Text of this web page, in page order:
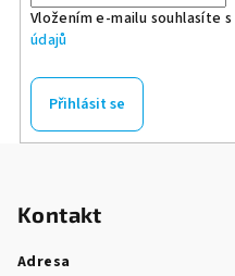
Vložením e-mailu souhlasíte s
údajů
Přihlásit se
Kontakt
Adresa